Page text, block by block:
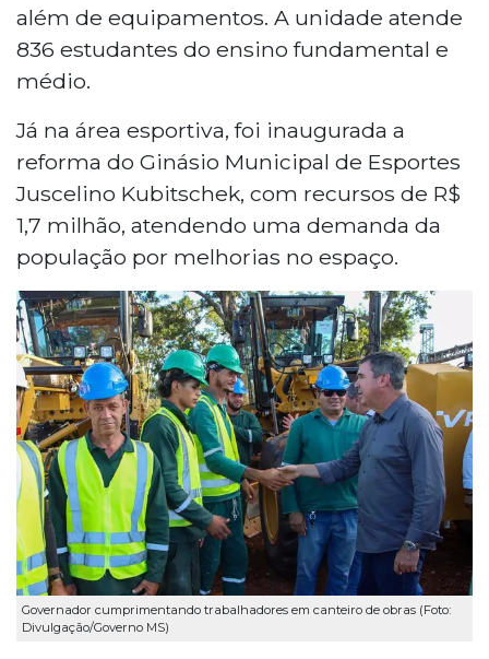
além de equipamentos. A unidade atende
836 estudantes do ensino fundamental e
médio.
Já na área esportiva, foi inaugurada a
reforma do Ginásio Municipal de Esportes
Juscelino Kubitschek, com recursos de R$
1,7 milhão, atendendo uma demanda da
população por melhorias no espaço.
Governador cumprimentando trabalhadores em canteiro de obras (Foto:
Divulgação/Governo MS)